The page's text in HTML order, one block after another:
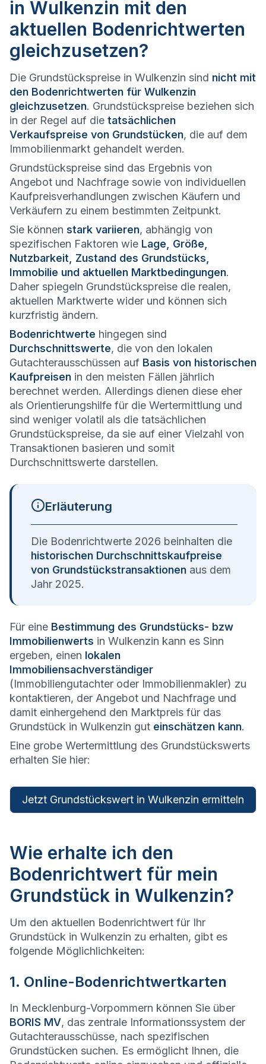
in Wulkenzin mit den
aktuellen Bodenrichtwerten
gleichzusetzen?
Die Grundstückspreise in Wulkenzin sind nicht mit
den Bodenrichtwerten für Wulkenzin
gleichzusetzen. Grundstückspreise beziehen sich
in der Regel auf die tatsächlichen
Verkaufspreise von Grundstücken, die auf dem
Immobilienmarkt gehandelt werden.
Grundstückspreise sind das Ergebnis von
Angebot und Nachfrage sowie von individuellen
Kaufpreisverhandlungen zwischen Käufern und
Verkäufern zu einem bestimmten Zeitpunkt.
Sie können stark variieren, abhängig von
spezifischen Faktoren wie Lage, Größe,
Nutzbarkeit, Zustand des Grundstücks,
Immobilie und aktuellen Marktbedingungen.
Daher spiegeln Grundstückspreise die realen,
aktuellen Marktwerte wider und können sich
kurzfristig ändern.
Bodenrichtwerte hingegen sind
Durchschnittswerte, die von den lokalen
Gutachterausschüssen auf Basis von historischen
Kaufpreisen in den meisten Fällen jährlich
berechnet werden. Allerdings dienen diese eher
als Orientierungshilfe für die Wertermittlung und
sind weniger volatil als die tatsächlichen
Grundstückspreise, da sie auf einer Vielzahl von
Transaktionen basieren und somit
Durchschnittswerte darstellen.
Erläuterung
Die Bodenrichtwerte 2026 beinhalten die
historischen Durchschnittskaufpreise
von Grundstückstransaktionen aus dem
Jahr 2025.
Für eine Bestimmung des Grundstücks- bzw
Immobilienwerts in Wulkenzin kann es Sinn
ergeben, einen lokalen
Immobiliensachverständiger
(Immobiliengutachter oder Immobilienmakler) zu
kontaktieren, der Angebot und Nachfrage und
damit einhergehend den Marktpreis für das
Grundstück in Wulkenzin gut einschätzen kann.
Eine grobe Wertermittlung des Grundstückswerts
erhalten Sie hier:
Jetzt Grundstückswert in Wulkenzin ermitteln
Wie erhalte ich den
Bodenrichtwert für mein
Grundstück in Wulkenzin?
Um den aktuellen Bodenrichtwert für Ihr
Grundstück in Wulkenzin zu erhalten, gibt es
folgende Möglichlichkeiten:
1. Online-Bodenrichtwertkarten
In Mecklenburg-Vorpommern können Sie über
BORIS MV, das zentrale Informationssystem der
Gutachterausschüsse, nach spezifischen
Grundstücken suchen. Es ermöglicht Ihnen, die